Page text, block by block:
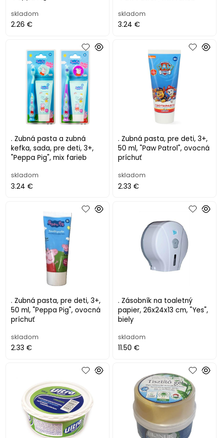
skladom
2.26 €
skladom
3.24 €
. Zubná pasta a zubná
kefka, sada, pre deti, 3+,
"Peppa Pig", mix farieb
skladom
3.24 €
. Zubná pasta, pre deti, 3+,
50 ml, "Paw Patrol", ovocná
príchuť
skladom
2.33 €
. Zubná pasta, pre deti, 3+,
50 ml, "Peppa Pig", ovocná
príchuť
skladom
2.33 €
. Zásobník na toaletný
papier, 26x24x13 cm, "Yes",
biely
skladom
11.50 €